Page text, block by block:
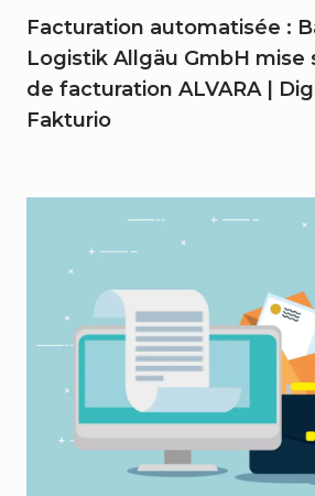
Facturation automatisée :
Logistik Allgäu GmbH mise
de facturation ALVARA |
Fakturio